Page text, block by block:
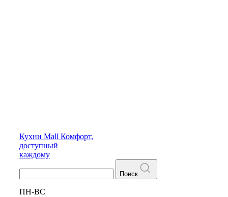
Кухни Mall Комфорт,
доступный
каждому
Поиск
ПН-ВС